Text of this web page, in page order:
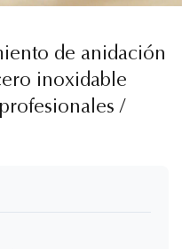
de anidación
inoxidable
/